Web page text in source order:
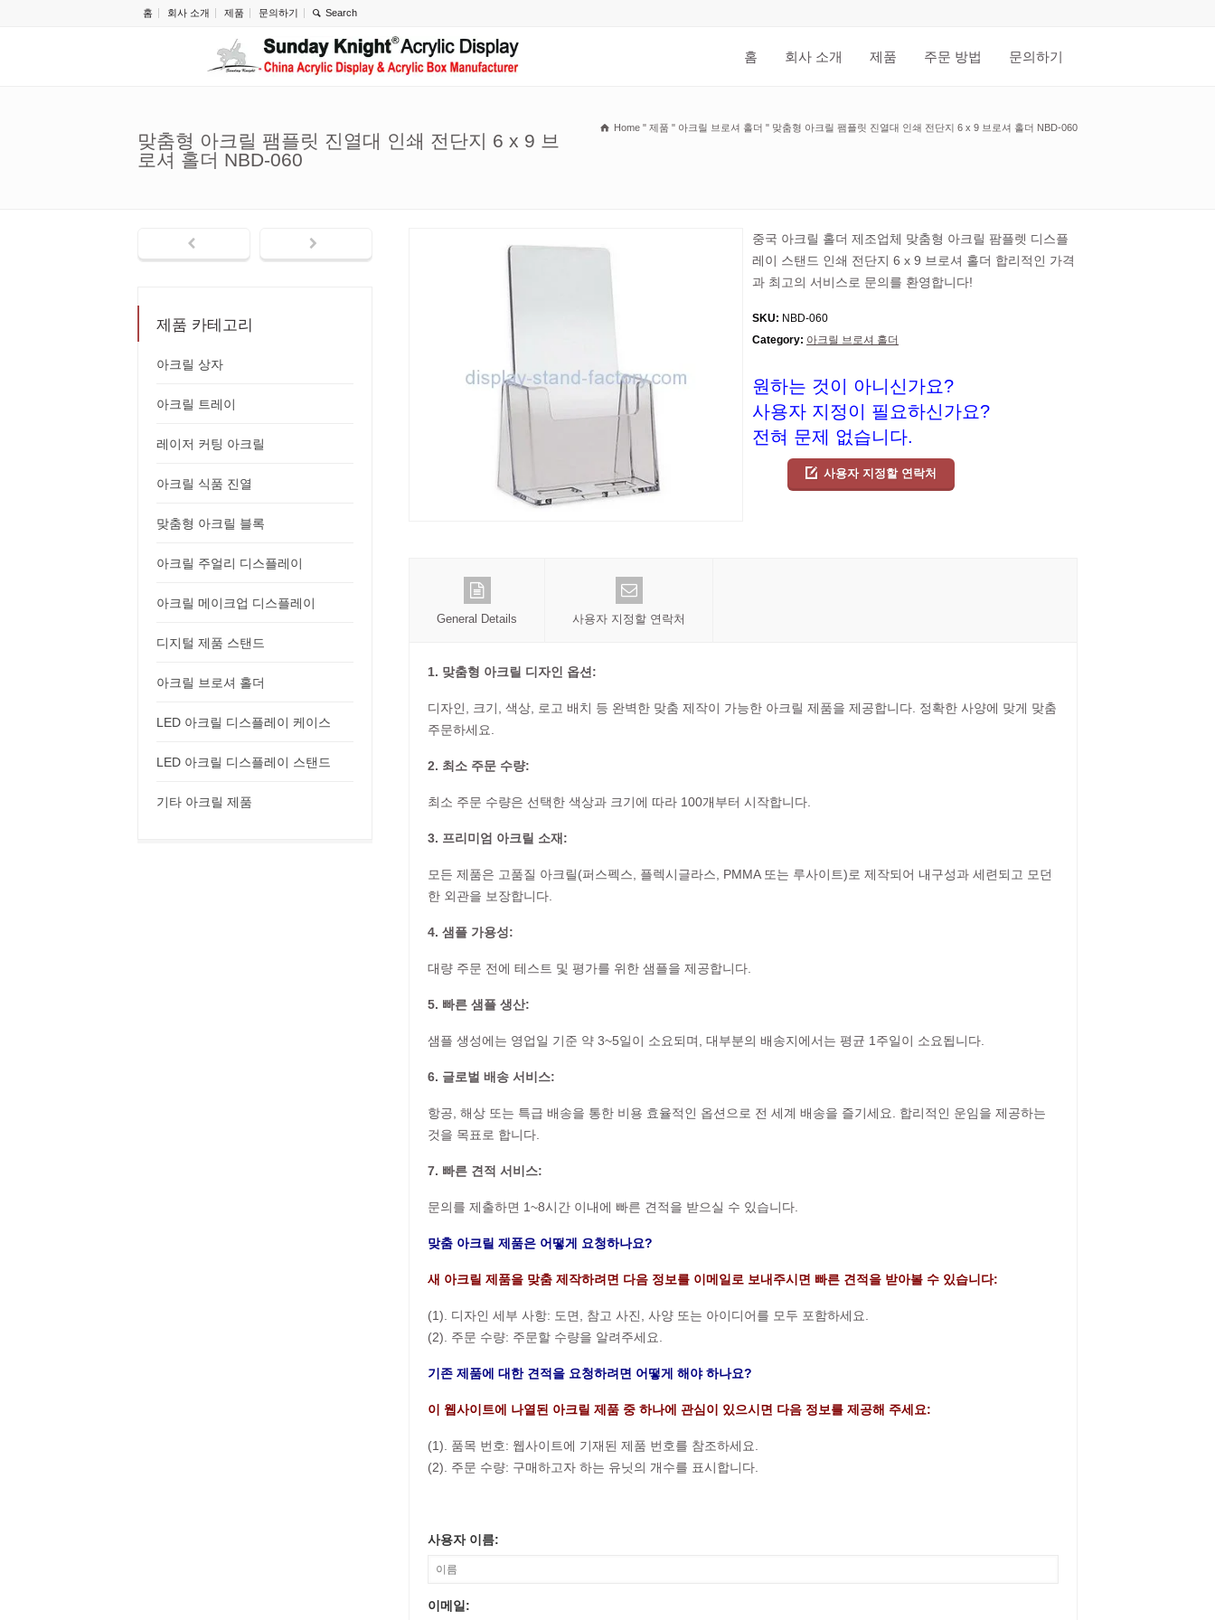
홈 회사 소개 제품 문의하기
홈 회사 소개 제품 주문 방법 문의하기
맞춤형 아크릴 팸플릿 진열대 인쇄 전단지 6 x 9 브
로셔 홀더 NBD-060
Home " 제품 " 아크릴 브로셔 홀더 " 맞춤형 아크릴 팸플릿 진열대 인쇄 전단지 6 x 9 브로셔 홀더 NBD-060
중국 아크릴 홀더 제조업체 맞춤형 아크릴 팜플렛 디스플
레이 스탠드 인쇄 전단지 6 x 9 브로셔 홀더 합리적인 가격
과 최고의 서비스로 문의를 환영합니다!
SKU: NBD-060
Category: 아크릴 브로셔 홀더
원하는 것이 아니신가요?
사용자 지정이 필요하신가요?
전혀 문제 없습니다.
사용자 지정할 연락처
General Details 사용자 지정할 연락처
1. 맞춤형 아크릴 디자인 옵션:
디자인, 크기, 색상, 로고 배치 등 완벽한 맞춤 제작이 가능한 아크릴 제품을 제공합니다. 정확한 사양에 맞게 맞춤
주문하세요.
2. 최소 주문 수량:
최소 주문 수량은 선택한 색상과 크기에 따라 100개부터 시작합니다.
3. 프리미엄 아크릴 소재:
모든 제품은 고품질 아크릴(퍼스펙스, 플렉시글라스, PMMA 또는 루사이트)로 제작되어 내구성과 세련되고 모던
한 외관을 보장합니다.
4. 샘플 가용성:
대량 주문 전에 테스트 및 평가를 위한 샘플을 제공합니다.
5. 빠른 샘플 생산:
샘플 생성에는 영업일 기준 약 3~5일이 소요되며, 대부분의 배송지에서는 평균 1주일이 소요됩니다.
6. 글로벌 배송 서비스:
항공, 해상 또는 특급 배송을 통한 비용 효율적인 옵션으로 전 세계 배송을 즐기세요. 합리적인 운임을 제공하는
것을 목표로 합니다.
7. 빠른 견적 서비스:
문의를 제출하면 1~8시간 이내에 빠른 견적을 받으실 수 있습니다.
맞춤 아크릴 제품은 어떻게 요청하나요?
새 아크릴 제품을 맞춤 제작하려면 다음 정보를 이메일로 보내주시면 빠른 견적을 받아볼 수 있습니다:
(1). 디자인 세부 사항: 도면, 참고 사진, 사양 또는 아이디어를 모두 포함하세요.
(2). 주문 수량: 주문할 수량을 알려주세요.
기존 제품에 대한 견적을 요청하려면 어떻게 해야 하나요?
이 웹사이트에 나열된 아크릴 제품 중 하나에 관심이 있으시면 다음 정보를 제공해 주세요:
(1). 품목 번호: 웹사이트에 기재된 제품 번호를 참조하세요.
(2). 주문 수량: 구매하고자 하는 유닛의 개수를 표시합니다.
사용자 이름:
이메일:
제품 카테고리
아크릴 상자
아크릴 트레이
레이저 커팅 아크릴
아크릴 식품 진열
맞춤형 아크릴 블록
아크릴 주얼리 디스플레이
아크릴 메이크업 디스플레이
디지털 제품 스탠드
아크릴 브로셔 홀더
LED 아크릴 디스플레이 케이스
LED 아크릴 디스플레이 스탠드
기타 아크릴 제품